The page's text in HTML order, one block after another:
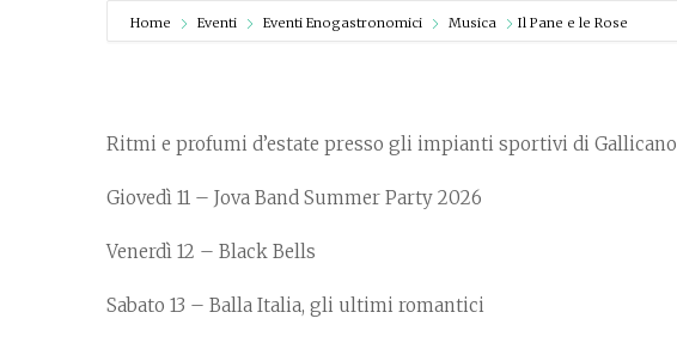
Home Eventi Eventi Enogastronomici Musica Il Pane e le Rose
Ritmi e profumi d’estate presso gli impianti sportivi di Gallicano
Giovedì 11 – Jova Band Summer Party 2026
Venerdì 12 – Black Bells
Sabato 13 – Balla Italia, gli ultimi romantici